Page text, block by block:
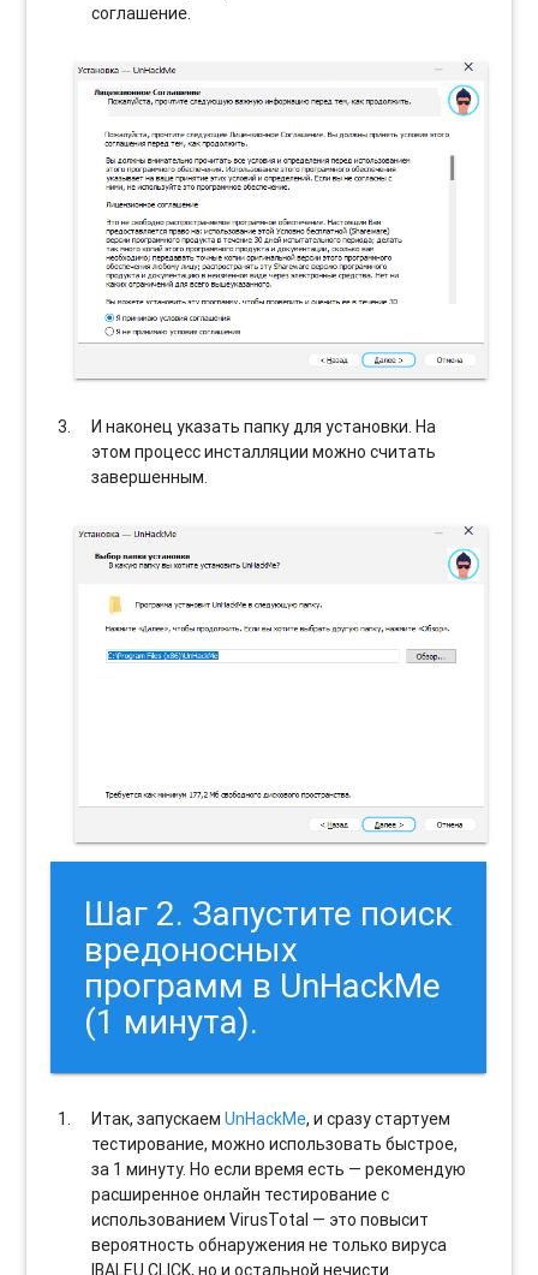
соглашение.
И наконец указать папку для установки. На
этом процесс инсталляции можно считать
завершенным.
Шаг 2. Запустите поиск
вредоносных
программ в UnHackMe
(1 минута).
Итак, запускаемUnHackMe, и сразу стартуем
тестирование, можно использовать быстрое,
за 1 минуту. Но если время есть — рекомендую
расширенное онлайн тестирование с
использованием VirusTotal — это повысит
вероятность обнаружения не только вируса
IBALEU.CLICK, но и остальной нечисти.